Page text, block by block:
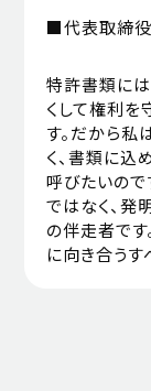
■代表取締役
特許書類に
くして権利を
す。だから私
く、書類に込
呼びたいの
ではなく、発
の伴走者で
に向き合うす